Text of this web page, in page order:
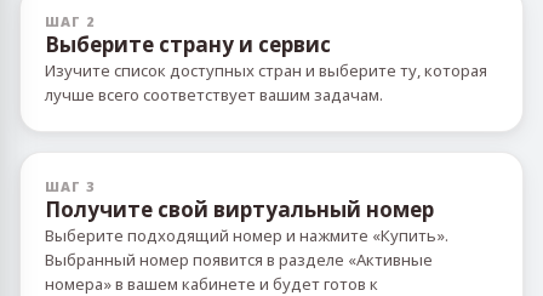
ШАГ 2
Выберите страну и сервис
Изучите список доступных стран и выберите ту, которая
лучше всего соответствует вашим задачам.
ШАГ 3
Получите свой виртуальный номер
Выберите подходящий номер и нажмите «Купить».
Выбранный номер появится в разделе «Активные
номера» в вашем кабинете и будет готов к